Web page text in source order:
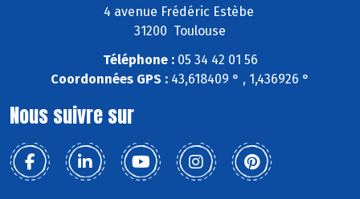
4 avenue Frédéric Estèbe
31200 Toulouse
Téléphone :05 34 42 01 56
Coordonnées GPS : 43,618409 ° , 1,436926 °
Nous suivre sur